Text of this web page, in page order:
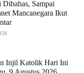
Dibahas, Sampai
Mancanegara Ikut
Injil Katolik Hari Ini